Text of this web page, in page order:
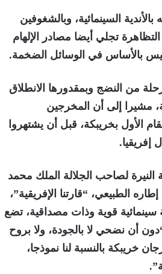
السينمائية، وبالشغوفين
التظاهرة تجلي أيضا مصادر الإلهام
بالأساس في الوسائل الضخمة.
من النضج وبمقدورها الانطلاق
مشيرا إلى أن المخرجين
الأول بخريبكة، قبل أن يشتهروا
إفريقيا.
لصاحب الجلالة الملك محمد
الطبيعي، “قارتنا الإفريقية”،
سينمائية قوية وذات مصداقية، تضع
أن نضحي لا بالجودة، ولا بروح
خريبكة بالنسبة لنا نموذجا،